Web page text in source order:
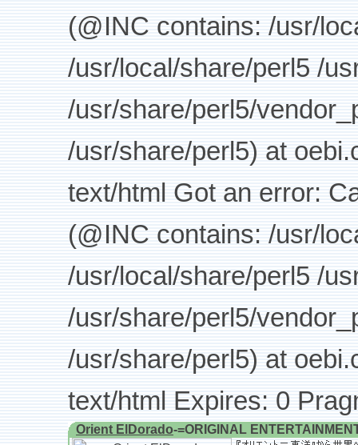
(@INC contains: /usr/
/usr/local/share/perl5 /
/usr/share/perl5/
/usr/share/perl5) at
text/html Got an error:
(@INC contains: /usr/
/usr/local/share/perl5 /
/usr/share/perl5/
/usr/share/perl5) at
text/html Expires: 0
Orient ElDorado-=ORIGINAL